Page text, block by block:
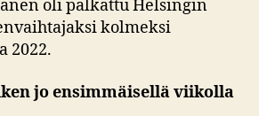
oli palkattu Helsingin
kolmeksi
2022.
jo ensimmäisellä viikolla